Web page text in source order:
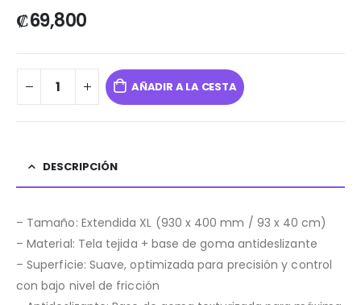
₡69,800
AÑADIR A LA CESTA
DESCRIPCIÓN
– Tamaño: Extendida XL (930 x 400 mm / 93 x 40 cm)
– Material: Tela tejida + base de goma antideslizante
– Superficie: Suave, optimizada para precisión y control
con bajo nivel de fricción